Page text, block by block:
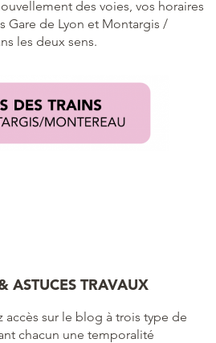
des voies, vos horaires
Gare de Lyon et Montargis /
les deux sens.
ASTUCES TRAVAUX
accès sur le blog à trois type de
chacun une temporalité